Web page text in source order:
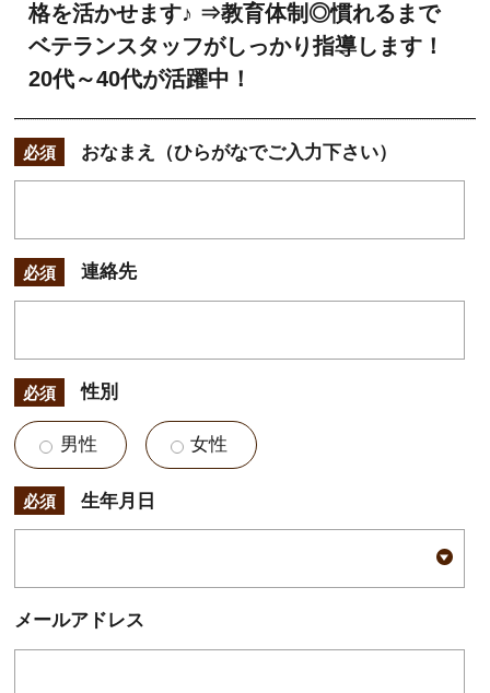
格を活かせます♪ ⇒教育体制◎慣れるまで
ベテランスタッフがしっかり指導します！
20代～40代が活躍中！
必須 おなまえ（ひらがなでご入力下さい）
必須 連絡先
必須 性別
男性 女性
必須 生年月日
メールアドレス